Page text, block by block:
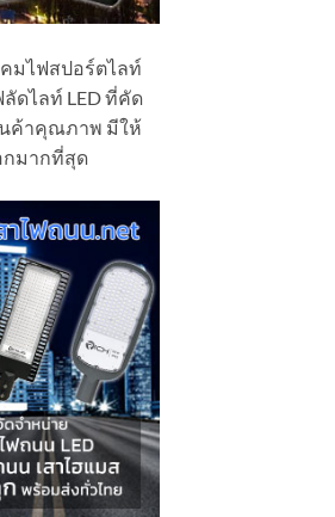
มไฟสปอร์ตไลท์
ลัดไลท์ LED ที่คัด
ค้าคุณภาพ มีให้
กมากที่สุด